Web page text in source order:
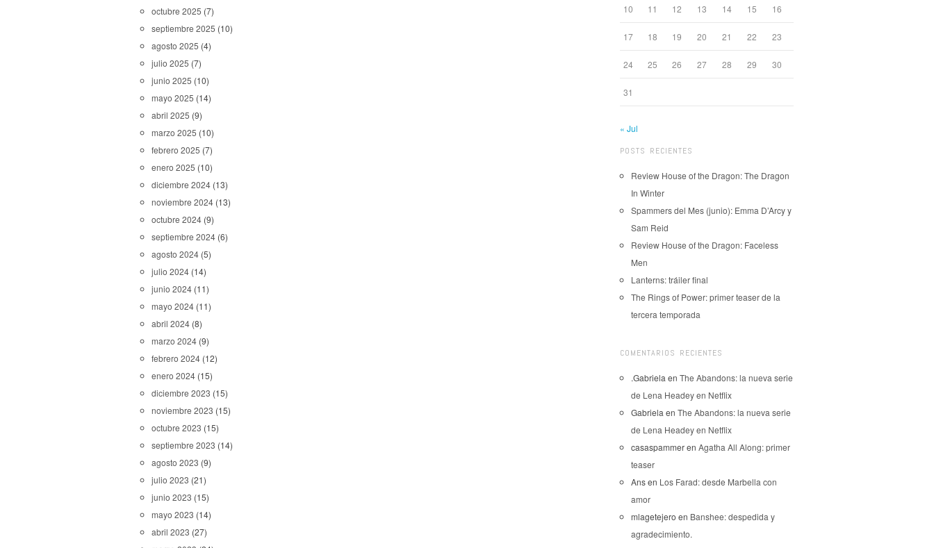
octubre 2025 (7)
septiembre 2025 (10)
agosto 2025 (4)
julio 2025 (7)
junio 2025 (10)
mayo 2025 (14)
abril 2025 (9)
marzo 2025 (10)
febrero 2025 (7)
enero 2025 (10)
diciembre 2024 (13)
noviembre 2024 (13)
octubre 2024 (9)
septiembre 2024 (6)
agosto 2024 (5)
julio 2024 (14)
junio 2024 (11)
mayo 2024 (11)
abril 2024 (8)
marzo 2024 (9)
febrero 2024 (12)
enero 2024 (15)
diciembre 2023 (15)
noviembre 2023 (15)
octubre 2023 (15)
septiembre 2023 (14)
agosto 2023 (9)
julio 2023 (21)
junio 2023 (15)
mayo 2023 (14)
abril 2023 (27)
10 11 12 13 14 15 16
17 18 19 20 21 22 23
24 25 26 27 28 29 30
31
« Jul
POSTS RECIENTES
Review House of the Dragon: The Dragon
In Winter
Spammers del Mes (junio): Emma D’Arcy y
Sam Reid
Review House of the Dragon: Faceless
Men
Lanterns: tráiler final
The Rings of Power: primer teaser de la
tercera temporada
COMENTARIOS RECIENTES
.Gabriela en The Abandons: la nueva serie
de Lena Headey en Netflix
Gabriela en The Abandons: la nueva serie
de Lena Headey en Netflix
casaspammeren Agatha All Along: primer
teaser
Ansen Los Farad: desde Marbella con
amor
mlagetejero en Banshee: despedida y
agradecimiento.